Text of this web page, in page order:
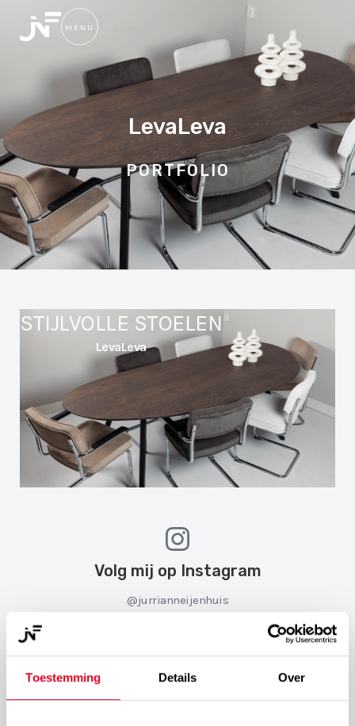
Toestemming Details Over
MENU
LevaLeva
PORTFOLIO
STIJLVOLLE STOELEN
LevaLeva
Volg mij op Instagram
@jurrianneijenhuis